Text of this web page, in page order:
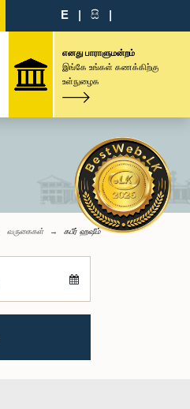
E | සි |
எனது பாராளுமன்றம்
இங்கே உங்கள் கணக்கிற்கு
உள்நுழைக
வருகைகள் கபீர் ஹஷீம்